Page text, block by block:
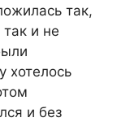
так,
и не
хотелось
и без